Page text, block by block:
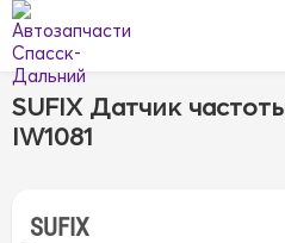
SUFIX Датчик
IW1081
SUFIX